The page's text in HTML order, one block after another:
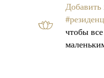
Добавить
чтобы